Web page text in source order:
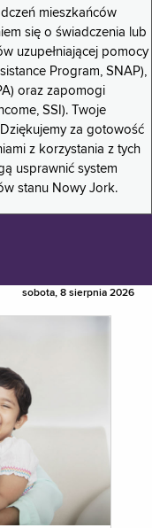
mieszkańców
się o świadczenia lub
uzupełniającej pomocy
Program, SNAP),
oraz zapomogi
SSI). Twoje
za gotowość
z korzystania z tych
usprawnić system
stanu Nowy Jork.
sobota, 8 sierpnia 2026